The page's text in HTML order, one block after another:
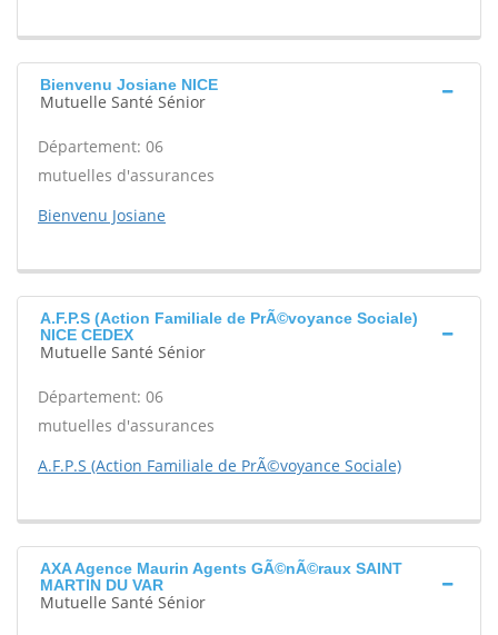
Bienvenu Josiane NICE
Mutuelle Santé Sénior
Département: 06
mutuelles d'assurances
Bienvenu Josiane
A.F.P.S (Action Familiale de PrÃ©voyance Sociale)
NICE CEDEX
Mutuelle Santé Sénior
Département: 06
mutuelles d'assurances
A.F.P.S (Action Familiale de PrÃ©voyance Sociale)
AXA Agence Maurin Agents GÃ©nÃ©raux SAINT
MARTIN DU VAR
Mutuelle Santé Sénior